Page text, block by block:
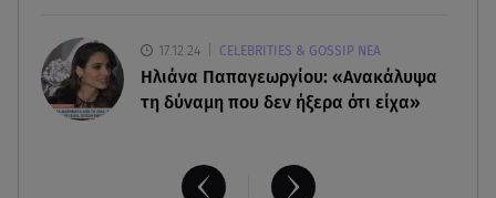
17.12.24 CELEBRITIES & GOSSIP ΝΕΑ
Ηλιάνα Παπαγεωργίου: «Ανακάλυψα
τη δύναμη που δεν ήξερα ότι είχα»